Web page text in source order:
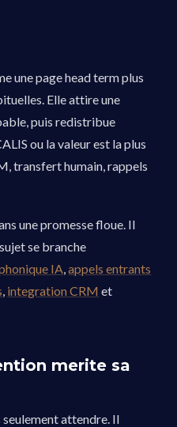
une page head term plus
Elle attire une
puis redistribue
ou la valeur est la plus
transfert humain, rappels
une promesse floue. Il
se branche
IA,appels entrants
, integration CRM et
merite sa
attendre. Il